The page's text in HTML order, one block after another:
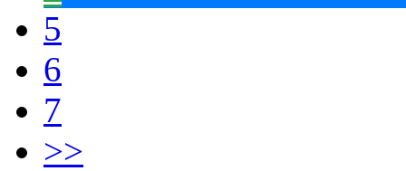
5
6
7
>>